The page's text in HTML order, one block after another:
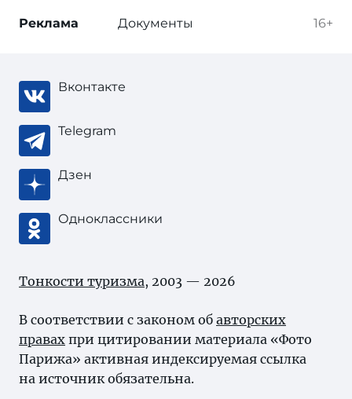
16+
Реклама Документы
Вконтакте
Telegram
Дзен
Одноклассники
Тонкости туризма, 2003 — 2026
В соответствии с законом об авторских
правах при цитировании материала «Фото
Парижа» активная индексируемая ссылка
на источник обязательна.